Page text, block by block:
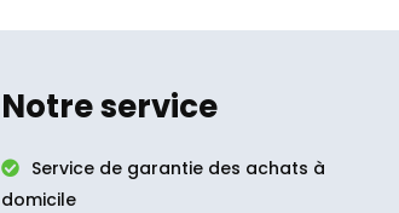
Notre service
Service de garantie des achats à
domicile